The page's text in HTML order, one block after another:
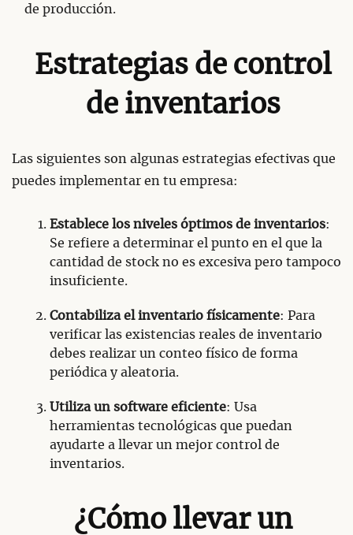
de producción.
Estrategias de control
de inventarios
Las siguientes son algunas estrategias efectivas que
puedes implementar en tu empresa:
Establece los niveles óptimos de inventarios:
Se refiere a determinar el punto en el que la
cantidad de stock no es excesiva pero tampoco
insuficiente.
Contabiliza el inventario físicamente: Para
verificar las existencias reales de inventario
debes realizar un conteo físico de forma
periódica y aleatoria.
Utiliza un software eficiente: Usa
herramientas tecnológicas que puedan
ayudarte a llevar un mejor control de
inventarios.
¿Cómo llevar un